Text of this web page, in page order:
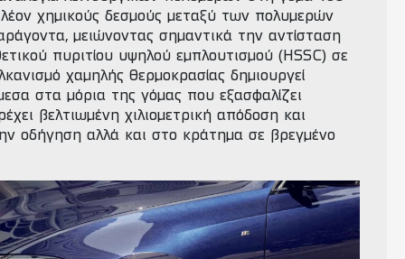
χημικούς δεσμούς μεταξύ των πολυμερών
μειώνοντας σημαντικά την αντίσταση
πυριτίου υψηλού εμπλουτισμού (HSSC) σε
χαμηλής θερμοκρασίας δημιουργεί
στα μόρια της γόμας που εξασφαλίζει
βελτιωμένη χιλιομετρική απόδοση και
οδήγηση αλλά και στο κράτημα σε βρεγμένο